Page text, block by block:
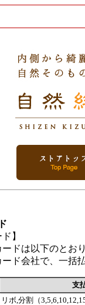
】
ドは以下のとおり
ド会社で、一括
支
リボ,分割（